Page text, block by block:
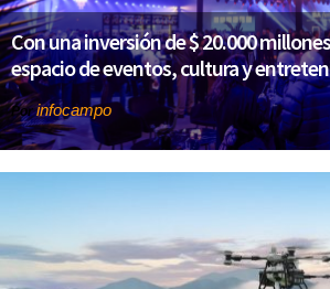
Con una inversión de $ 20.000
espacio de eventos, cultura y
Porinfocampo